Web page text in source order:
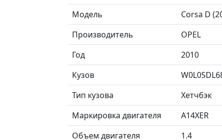
Модель
Corsa D
Производитель
OPEL
Год
2010
Кузов
Тип кузова
Хетчбэк
Маркировка двигателя
A14XER
Объем двигателя
1.4